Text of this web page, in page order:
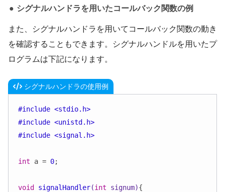
シグナルハンドラを用いたコールバック関数の例
また、シグナルハンドラを用いてコールバック関数の動き
を確認することもできます。シグナルハンドルを用いたプ
ログラムは下記になります。
シグナルハンドラの使用例
#include <stdio.h>
#include <unistd.h>
#include <signal.h>
int a = 0;
void signalHandler(int signum){